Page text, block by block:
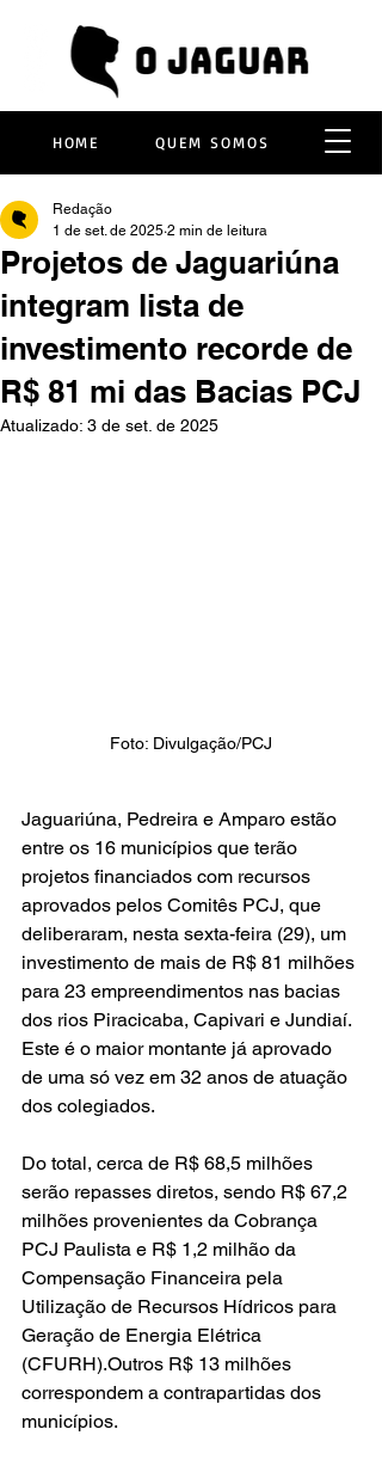
HOME QUEM SOMOS
Projetos de Jaguariúna
integram lista de
investimento recorde de
R$ 81 mi das Bacias PCJ
Redação
1 de set. de 2025 2 min de leitura
Atualizado: 3 de set. de 2025
Foto: Divulgação/PCJ
Jaguariúna, Pedreira e Amparo estão
entre os 16 municípios que terão
projetos financiados com recursos
aprovados pelos Comitês PCJ, que
deliberaram, nesta sexta-feira (29), um
investimento de mais de R$ 81 milhões
para 23 empreendimentos nas bacias
dos rios Piracicaba, Capivari e Jundiaí.
Este é o maior montante já aprovado
de uma só vez em 32 anos de atuação
dos colegiados.
Do total, cerca de R$ 68,5 milhões
serão repasses diretos, sendo R$ 67,2
milhões provenientes da Cobrança
PCJ Paulista e R$ 1,2 milhão da
Compensação Financeira pela
Utilização de Recursos Hídricos para
Geração de Energia Elétrica
(CFURH).Outros R$ 13 milhões
correspondem a contrapartidas dos
municípios.